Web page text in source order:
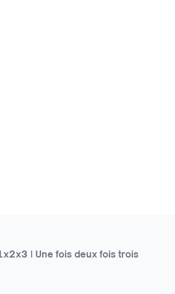
| Une fois deux fois trois